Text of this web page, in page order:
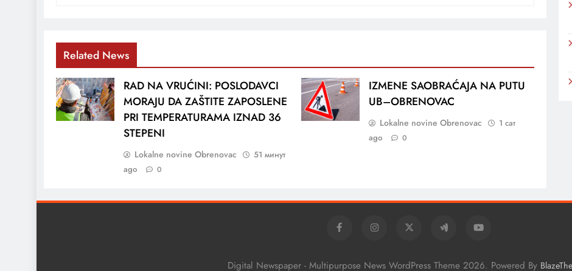
Related News
RAD NA VRUĆINI: POSLODAVCI
MORAJU DA ZAŠTITE ZAPOSLENE
PRI TEMPERATURAMA IZNAD 36
STEPENI
Lokalne novine Obrenovac
51 минут
ago
0
IZMENE SAOBRAĆAJA NA PUTU
UB–OBRENOVAC
Lokalne novine Obrenovac
1 сат
ago
0
Digital Newspaper - Multipurpose News WordPress Theme 2026. Powered By